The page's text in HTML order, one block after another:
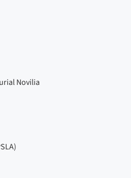
Novilia